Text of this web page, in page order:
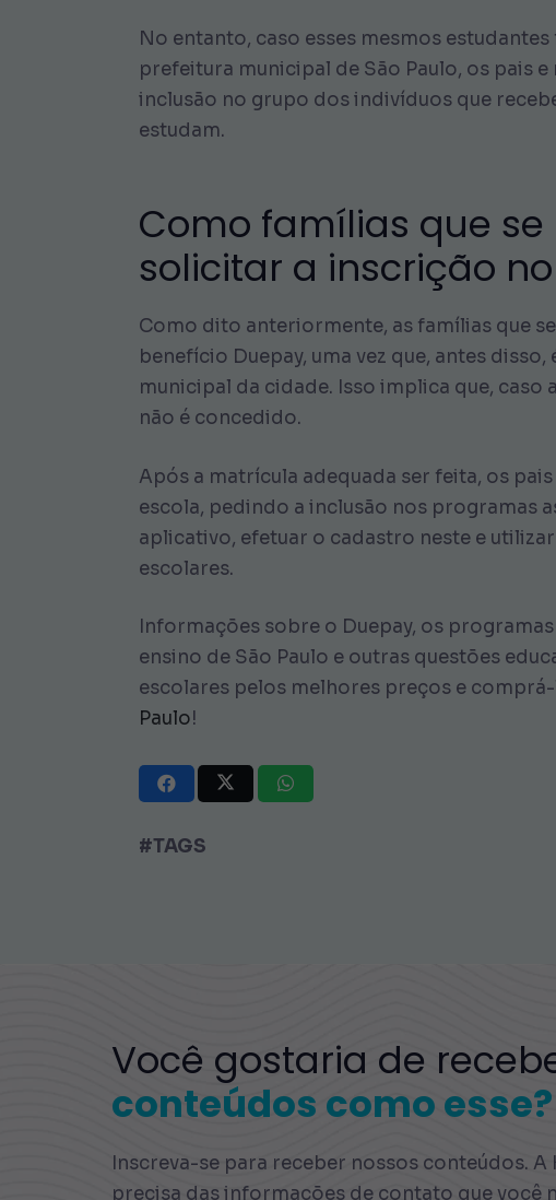
No entanto, caso esses mesmos
prefeitura municipal de São Paulo, os pais
inclusão no grupo dos indivíduos que
estudam.
Como famílias que
solicitar a inscrição
Como dito anteriormente, as famílias que
benefício Duepay, uma vez que, antes
municipal da cidade. Isso implica que,
não é concedido.
Após a matrícula adequada ser feita, os
escola, pedindo a inclusão nos programas
aplicativo, efetuar o cadastro neste e
escolares.
Informações sobre o Duepay, os
ensino de São Paulo e outras questões
escolares pelos melhores preços e
Paulo!
#TAGS
Você gostaria de
conteúdos como esse?
Inscreva-se para receber nossos conteúdos. A
precisa das informações de contato que você